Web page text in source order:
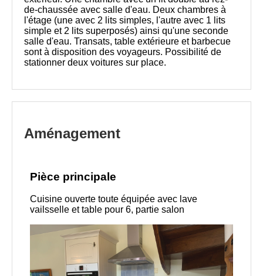
de-chaussée avec salle d'eau. Deux chambres à
l'étage (une avec 2 lits simples, l'autre avec 1 lits
simple et 2 lits superposés) ainsi qu'une seconde
salle d'eau. Transats, table extérieure et barbecue
sont à disposition des voyageurs. Possibilité de
stationner deux voitures sur place.
Aménagement
Pièce principale
Cuisine ouverte toute équipée avec lave
vailsselle et table pour 6, partie salon